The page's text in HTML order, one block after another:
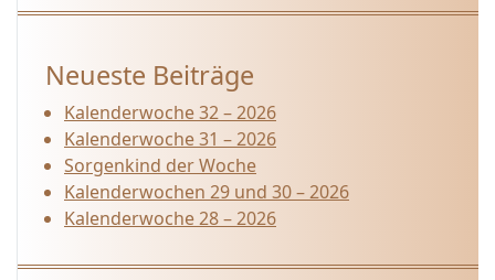
Neueste Beiträge
Kalenderwoche 32 – 2026
Kalenderwoche 31 – 2026
Sorgenkind der Woche
Kalenderwochen 29 und 30 – 2026
Kalenderwoche 28 – 2026